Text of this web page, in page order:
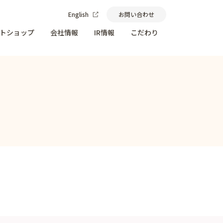
English お問い合わせ
ショップ 会社情報 IR情報 こだわり